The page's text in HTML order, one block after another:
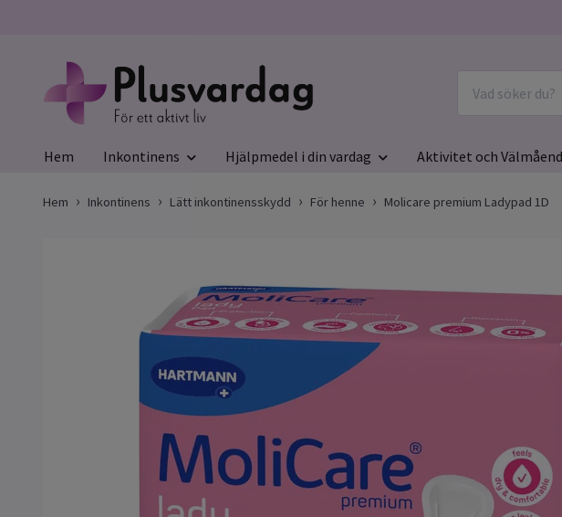
Hem Inkontinens Hjälpmedel i din vardag Aktivitet och
Hem Inkontinens Lätt inkontinensskydd För henne Molicare premium Ladypad 1D